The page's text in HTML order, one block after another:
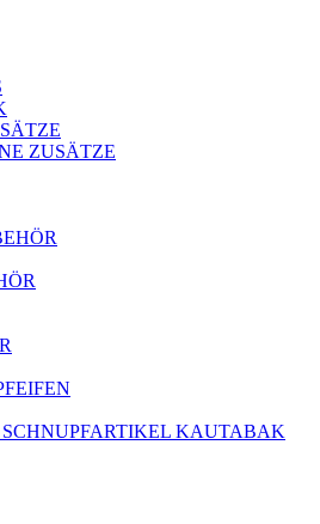
ZUSÄTZE
KAUTABAK